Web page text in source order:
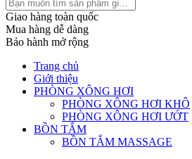
Giao hàng toàn quốc
Mua hàng dễ dàng
Bảo hành mở rộng
Trang chủ
Giới thiệu
PHÒNG XÔNG HƠI
PHÒNG XÔNG HƠI KHÔ
PHÒNG XÔNG HƠI ƯỚT
BỒN TẮM
BỒN TẮM MASSAGE